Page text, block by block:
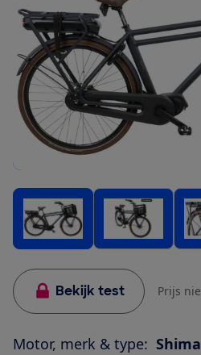
Bekijk test Prijs
Motor, merk & type: